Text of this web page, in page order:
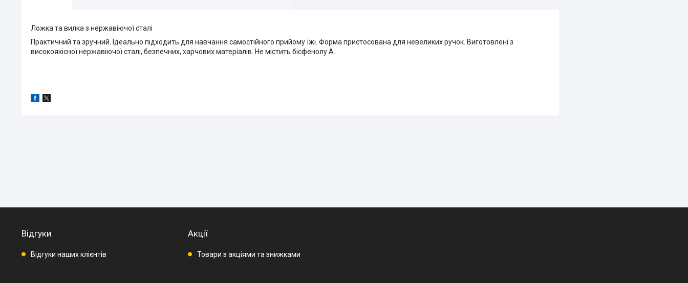
Ложка та вилка з нержавіючої сталі
Практичний та зручний. Ідеально підходить для навчання самостійного прийому їжі. Форма пристосована для невеликих ручок. Виготовлені з
високоякісної нержавіючої сталі, безпечних, харчових матеріалів. Не містить бісфенолу А.
Відгуки
Відгуки наших клієнтів
Акції
Товари з акціями та знижками